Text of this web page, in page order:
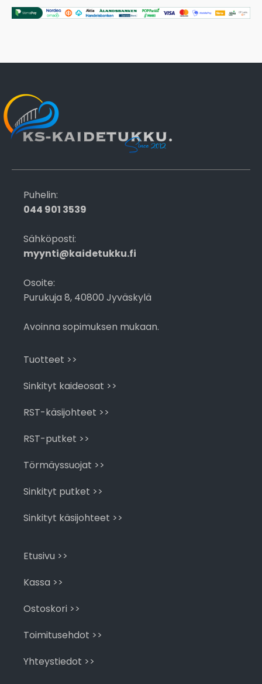
Puhelin:
044 901 3539
Sähköposti:
myynti@kaidetukku.fi
Osoite:
Purukuja 8, 40800 Jyväskylä
Avoinna sopimuksen mukaan.
Tuotteet >>
Sinkityt kaideosat >>
RST-käsijohteet >>
RST-putket >>
Törmäyssuojat >>
Sinkityt putket >>
Sinkityt käsijohteet >>
Etusivu >>
Kassa >>
Ostoskori >>
Toimitusehdot >>
Yhteystiedot >>